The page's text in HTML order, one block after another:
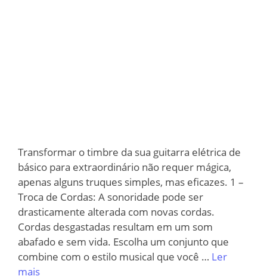
Transformar o timbre da sua guitarra elétrica de
básico para extraordinário não requer mágica,
apenas alguns truques simples, mas eficazes. 1 –
Troca de Cordas: A sonoridade pode ser
drasticamente alterada com novas cordas.
Cordas desgastadas resultam em um som
abafado e sem vida. Escolha um conjunto que
combine com o estilo musical que você … Ler
mais